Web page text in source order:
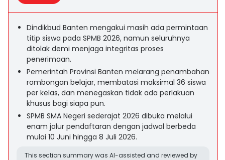
Dindikbud Banten mengakui masih ada permintaan
titip siswa pada SPMB 2026, namun seluruhnya
ditolak demi menjaga integritas proses
penerimaan.
Pemerintah Provinsi Banten melarang penambahan
rombongan belajar, membatasi maksimal 36 siswa
per kelas, dan menegaskan tidak ada perlakuan
khusus bagi siapa pun.
SPMB SMA Negeri sederajat 2026 dibuka melalui
enam jalur pendaftaran dengan jadwal berbeda
mulai 10 Juni hingga 8 Juli 2026.
This section summary was AI-assisted and reviewed by